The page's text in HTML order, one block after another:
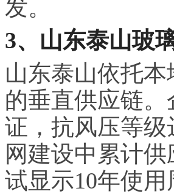
发。
3、山东泰山玻
山东泰山依托
的垂直供应链
证，抗风压等
网建设中累计
试显示10年使